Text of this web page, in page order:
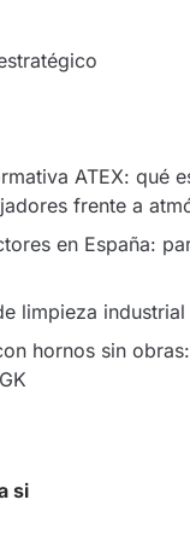
ATEX: qué
frente a
en España:
limpieza industrial
hornos sin
si